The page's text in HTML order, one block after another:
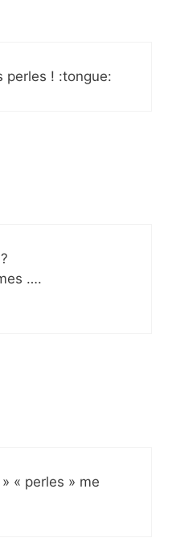
perles ! :tongue:
….
« perles » me